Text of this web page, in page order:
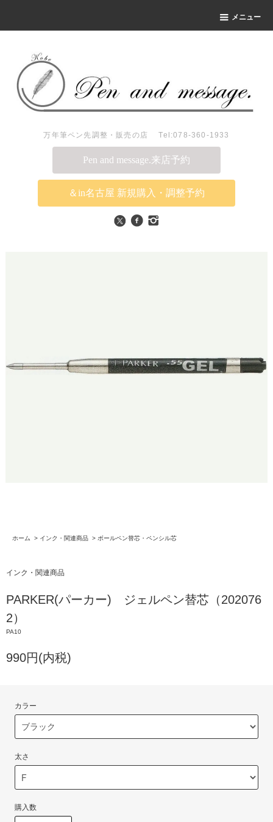
メニュー
万年筆ペン先調整・販売の店 Tel:078-360-1933
Pen and message.来店予約
＆in名古屋 新規購入・調整予約
ホーム > インク・関連商品 > ボールペン替芯・ペンシル芯
インク・関連商品
PARKER(パーカー) ジェルペン替芯（202076
2）
PA10
990円(内税)
カラー
太さ
購入数